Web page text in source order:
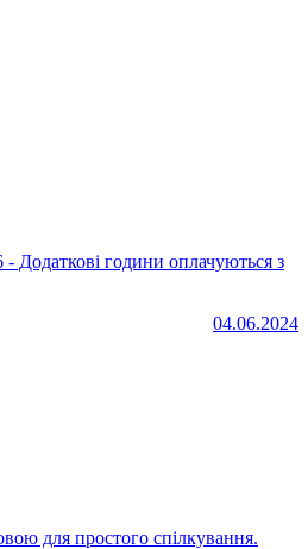
04.06.2024
для простого спілкування.